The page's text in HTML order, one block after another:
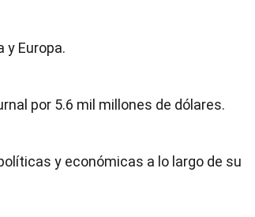
y Europa.
por 5.6 mil millones de dólares.
y económicas a lo largo de su